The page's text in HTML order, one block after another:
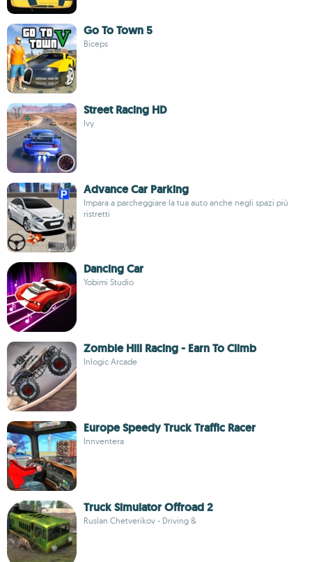
Go To Town 5
Biceps
Street Racing HD
Ivy
Advance Car Parking
Impara a parcheggiare la tua auto anche negli spazi più
ristretti
Dancing Car
Yobimi Studio
Zombie Hill Racing - Earn To Climb
Inlogic Arcade
Europe Speedy Truck Traffic Racer
Innventera
Truck Simulator Offroad 2
Ruslan Chetverikov - Driving &